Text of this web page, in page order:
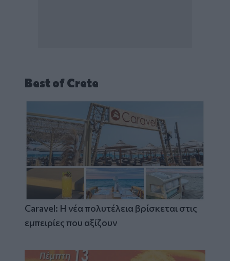
Best of Crete
Caravel: Η νέα πολυτέλεια βρίσκεται στις
εμπειρίες που αξίζουν